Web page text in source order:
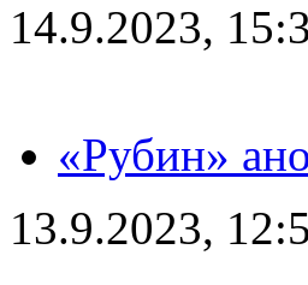
14.9.2023,
«Рубин»
13.9.2023,